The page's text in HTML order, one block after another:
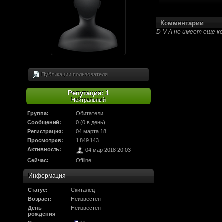
олдфаги плакали
продолжали
CourierSix
Здравствуйте,
https://
Рыцарь Братства : Здравствуйте,
вам помочь? Буду
CourierSix : Как доберемся до
связаться с вами.
SomebodySomeone : Привет реббя! Жду
мужеством
Помогу, чем могу,
F@Nt0M
Публикации пользователя
Репутация: 1
Нейтральный
Группа:
Обитатели
Сообщений:
0 (0 в день)
Регистрация:
04 марта 18
Просмотров:
1 849 143
Активность:
04 мар 2018 20:03
Сейчас:
Offline
Информация
Статус:
Скиталец
Возраст:
Неизвестен
День
рождения:
Неизвестен
Комментарии
D-V-A не имеет еще